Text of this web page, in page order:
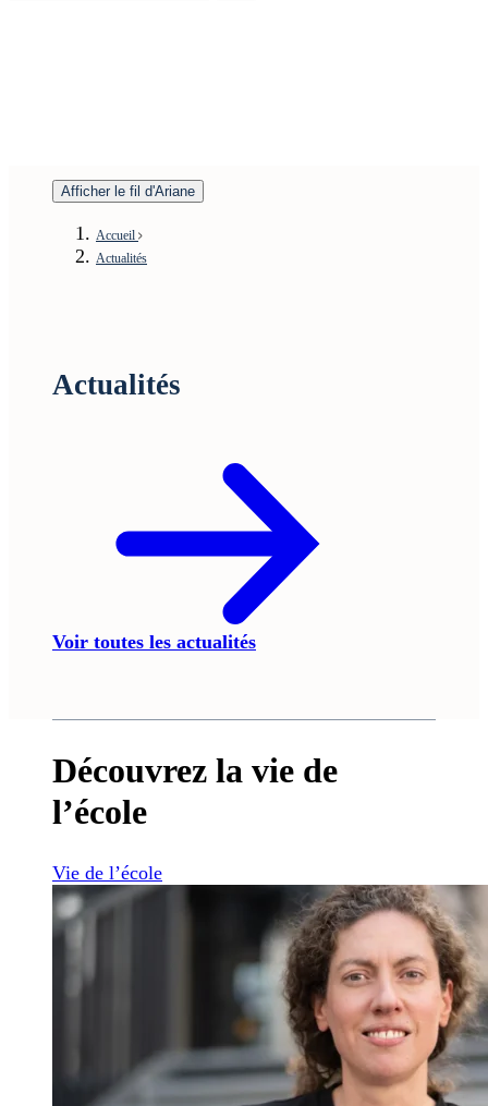
Afficher le fil d'Ariane
Accueil
Actualités
Actualités
Voir toutes les actualités
Découvrez la vie de
l’école
Vie de l’école